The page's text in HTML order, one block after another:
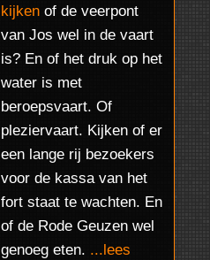
kijken of de veerpont
van Jos wel in de vaart
is? En of het druk op het
water is met
beroepsvaart. Of
pleziervaart. Kijken of er
een lange rij bezoekers
voor de kassa van het
fort staat te wachten. En
of de Rode Geuzen wel
genoeg eten. ...lees